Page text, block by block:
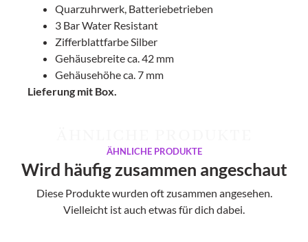
Quarzuhrwerk, Batteriebetrieben
3 Bar Water Resistant
Zifferblattfarbe Silber
Gehäusebreite ca. 42 mm
Gehäusehöhe ca. 7 mm
Lieferung mit Box.
ÄHNLICHE PRODUKTE
Wird häufig zusammen angeschaut
Diese Produkte wurden oft zusammen angesehen.
Vielleicht ist auch etwas für dich dabei.